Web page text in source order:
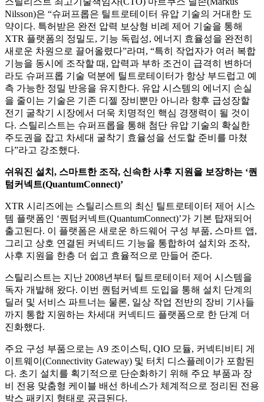
Nilsson)은 “슈퍼프롭은 틸트로테이터 유압 기술의 거대한 도
약이다. 특허받은 완전 압력 보상형 비례 제어 기술을 통해
XTR 플랫폼의 정밀도, 기능 독립성, 에너지 효율성을 완전히
새로운 차원으로 끌어올렸다”라며 , “특히 작업자가 여러 복합
기능을 동시에 조작할 때 , 압력과 부하 조건이 급격히 변하더
라도 슈퍼프롭 기술 덕분에 틸트로테이터가 항상 부드럽고 예
측 가능한 정밀 반응을 유지한다. 유압 시스템의 에너지 손실
을 줄이는 기술은 기존 디젤 장비뿐만 아니라 향후 급성장할
전기 굴착기 시장에서 더욱 치명적인 핵심 경쟁력이 될 것이
다. 스틸리스트는 슈퍼프롭을 통해 첨단 유압 기술의 확실한
주도권을 잡고 차세대 굴착기 효율성을 선도할 준비를 마쳤
다”라고 강조했다.
쉬워진 설치 , 스마트한 조작, 신속한 사후 지원을 보장하는 ‘퀀
텀커넥트(QuantumConnect)’
XTR 시리즈에는 스틸리스트의 최신 틸트로테이터 제어 시스
템 플랫폼인 ‘퀀텀커넥트(QuantumConnect)’가 기본 탑재되어
출고된다. 이 플랫폼은 새로운 하드웨어 구성 부품, 스마트 앱,
그리고 상호 연결된 커넥티드 기능을 통합하여 설치와 조작,
사후 지원을 한층 더 쉽고 효율적으로 만들어 준다.
스틸리스트는 지난 2008년부터 틸트로테이터 제어 시스템을
독자 개발해 왔다. 이번 퀀텀커넥트 도입을 통해 설치 단계의
딜러 및 서비스 파트너는 물론, 일상 작업 전반의 장비 기사들
까지 통합 지원하는 차세대 커넥티드 플랫폼으로 한 단계 더
진화했다.
주요 구성 부품으로는 A9 조이스틱, QIO 모듈, 커넥티비티 게
이트웨이 (Connectivity Gateway) 및 터치 디스플레이가 포함된
다. 초기 설치를 획기적으로 단순화하기 위해 주요 부품과 장
비 전용 맞춤형 케이블 배선 하네스가 체계적으로 정리된 전용
박스 패키지 형태로 공급된다.